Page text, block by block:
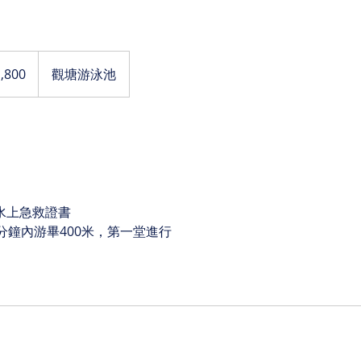
觀塘游泳池
上急救證書
鐘內游畢400米，第一堂進行